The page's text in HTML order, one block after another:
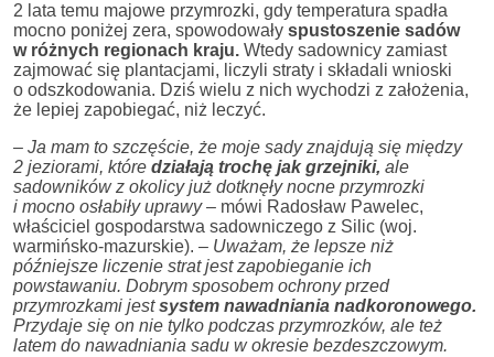
2 lata temu majowe przymrozki, gdy temperatura spadła
mocno poniżej zera, spowodowały spustoszenie sadów
w różnych regionach kraju. Wtedy sadownicy zamiast
zajmować się plantacjami, liczyli straty i składali wnioski
o odszkodowania. Dziś wielu z nich wychodzi z założenia,
że lepiej zapobiegać, niż leczyć.
– Ja mam to szczęście, że moje sady znajdują się między
2 jeziorami, które działają trochę jak grzejniki, ale
sadowników z okolicy już dotknęły nocne przymrozki
i mocno osłabiły uprawy– mówi Radosław Pawelec,
właściciel gospodarstwa sadowniczego z Silic (woj.
warmińsko-mazurskie). – Uważam, że lepsze niż
późniejsze liczenie strat jest zapobieganie ich
powstawaniu. Dobrym sposobem ochrony przed
przymrozkami jestsystem nawadniania nadkoronowego.
Przydaje się on nie tylko podczas przymrozków, ale też
latem do nawadniania sadu w okresie bezdeszczowym.